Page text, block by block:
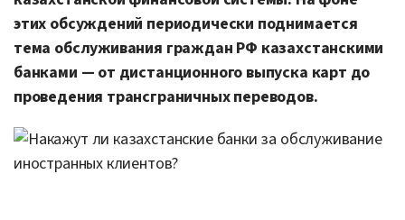
этих обсуждений периодически поднимается
тема обслуживания граждан РФ казахстанскими
банками — от дистанционного выпуска карт до
проведения трансграничных переводов.